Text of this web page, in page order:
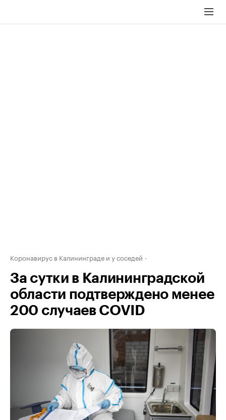
Коронавирус в Калининграде и у соседей
За сутки в Калининградской
области подтверждено менее
200 случаев COVID